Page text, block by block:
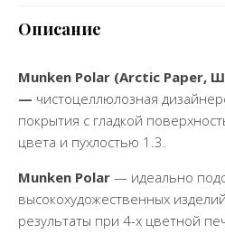
Описание
Munken Polar (Arctic Paper,
— чистоцеллюлозная
покрытия с гладкой
цвета и пухлостью 1.3.
Munken Polar — идеально
высокохудожественных
результаты при 4-х цветной